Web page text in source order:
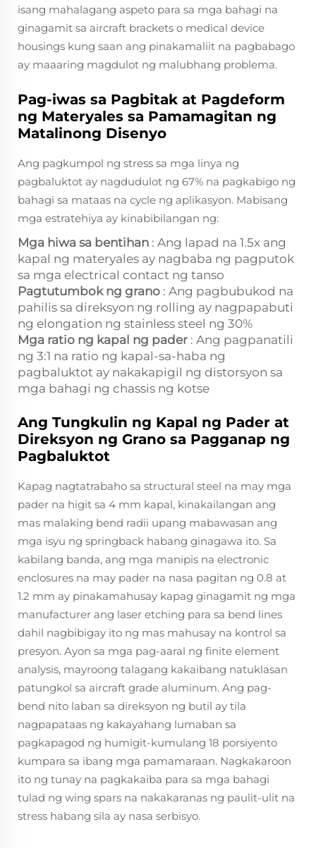
isang mahalagang aspeto para sa mga bahagi na
ginagamit sa aircraft brackets o medical device
housings kung saan ang pinakamaliit na pagbabago
ay maaaring magdulot ng malubhang problema.
Pag-iwas sa Pagbitak at Pagdeform
ng Materyales sa Pamamagitan ng
Matalinong Disenyo
Ang pagkumpol ng stress sa mga linya ng
pagbaluktot ay nagdudulot ng 67% na pagkabigo ng
bahagi sa mataas na cycle ng aplikasyon. Mabisang
mga estratehiya ay kinabibilangan ng:
Mga hiwa sa bentihan : Ang lapad na 1.5x ang
kapal ng materyales ay nagbaba ng pagputok
sa mga electrical contact ng tanso
Pagtutumbok ng grano : Ang pagbubukod na
pahilis sa direksyon ng rolling ay nagpapabuti
ng elongation ng stainless steel ng 30%
Mga ratio ng kapal ng pader : Ang pagpanatili
ng 3:1 na ratio ng kapal-sa-haba ng
pagbaluktot ay nakakapigil ng distorsyon sa
mga bahagi ng chassis ng kotse
Ang Tungkulin ng Kapal ng Pader at
Direksyon ng Grano sa Pagganap ng
Pagbaluktot
Kapag nagtatrabaho sa structural steel na may mga
pader na higit sa 4 mm kapal, kinakailangan ang
mas malaking bend radii upang mabawasan ang
mga isyu ng springback habang ginagawa ito. Sa
kabilang banda, ang mga manipis na electronic
enclosures na may pader na nasa pagitan ng 0.8 at
1.2 mm ay pinakamahusay kapag ginagamit ng mga
manufacturer ang laser etching para sa bend lines
dahil nagbibigay ito ng mas mahusay na kontrol sa
presyon. Ayon sa mga pag-aaral ng finite element
analysis, mayroong talagang kakaibang natuklasan
patungkol sa aircraft grade aluminum. Ang pag-
bend nito laban sa direksyon ng butil ay tila
nagpapataas ng kakayahang lumaban sa
pagkapagod ng humigit-kumulang 18 porsiyento
kumpara sa ibang mga pamamaraan. Nagkakaroon
ito ng tunay na pagkakaiba para sa mga bahagi
tulad ng wing spars na nakakaranas ng paulit-ulit na
stress habang sila ay nasa serbisyo.